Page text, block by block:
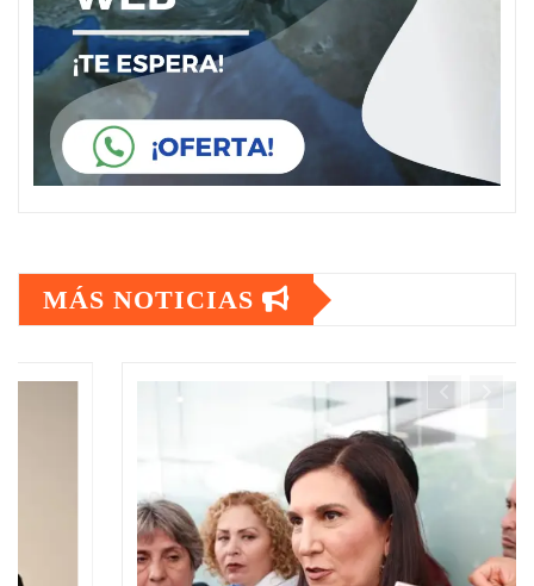
MÁS NOTICIAS